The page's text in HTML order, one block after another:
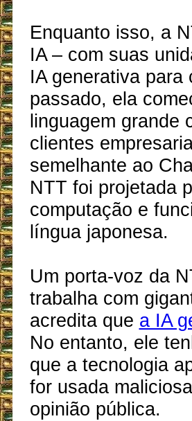
Enquanto isso, a
IA – com suas
IA generativa
passado, ela
linguagem grande
clientes
semelhante ao
NTT foi projetada
computação e
língua japonesa.
Um porta-voz da
trabalha com
acredita que a IA
No entanto, ele
que a tecnologia
for usada
opinião pública.